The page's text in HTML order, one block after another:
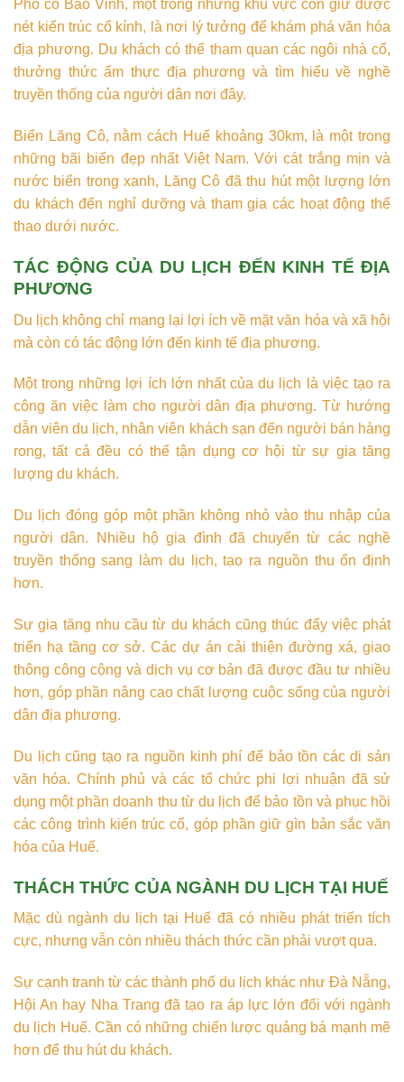
Phố cổ Bao Vinh, một trong những khu vực còn giữ được
nét kiến trúc cổ kính, là nơi lý tưởng để khám phá văn hóa
địa phương. Du khách có thể tham quan các ngôi nhà cổ,
thưởng thức ẩm thực địa phương và tìm hiểu về nghề
truyền thống của người dân nơi đây.
Biển Lăng Cô, nằm cách Huế khoảng 30km, là một trong
những bãi biển đẹp nhất Việt Nam. Với cát trắng mịn và
nước biển trong xanh, Lăng Cô đã thu hút một lượng lớn
du khách đến nghỉ dưỡng và tham gia các hoạt động thể
thao dưới nước.
TÁC ĐỘNG CỦA DU LỊCH ĐẾN KINH TẾ ĐỊA
PHƯƠNG
Du lịch không chỉ mang lại lợi ích về mặt văn hóa và xã hội
mà còn có tác động lớn đến kinh tế địa phương.
Một trong những lợi ích lớn nhất của du lịch là việc tạo ra
công ăn việc làm cho người dân địa phương. Từ hướng
dẫn viên du lịch, nhân viên khách sạn đến người bán hàng
rong, tất cả đều có thể tận dụng cơ hội từ sự gia tăng
lượng du khách.
Du lịch đóng góp một phần không nhỏ vào thu nhập của
người dân. Nhiều hộ gia đình đã chuyển từ các nghề
truyền thống sang làm du lịch, tạo ra nguồn thu ổn định
hơn.
Sự gia tăng nhu cầu từ du khách cũng thúc đẩy việc phát
triển hạ tầng cơ sở. Các dự án cải thiện đường xá, giao
thông công cộng và dịch vụ cơ bản đã được đầu tư nhiều
hơn, góp phần nâng cao chất lượng cuộc sống của người
dân địa phương.
Du lịch cũng tạo ra nguồn kinh phí để bảo tồn các di sản
văn hóa. Chính phủ và các tổ chức phi lợi nhuận đã sử
dụng một phần doanh thu từ du lịch để bảo tồn và phục hồi
các công trình kiến trúc cổ, góp phần giữ gìn bản sắc văn
hóa của Huế.
THÁCH THỨC CỦA NGÀNH DU LỊCH TẠI HUẾ
Mặc dù ngành du lịch tại Huế đã có nhiều phát triển tích
cực, nhưng vẫn còn nhiều thách thức cần phải vượt qua.
Sự cạnh tranh từ các thành phố du lịch khác như Đà Nẵng,
Hội An hay Nha Trang đã tạo ra áp lực lớn đối với ngành
du lịch Huế. Cần có những chiến lược quảng bá mạnh mẽ
hơn để thu hút du khách.